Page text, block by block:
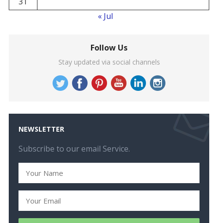
« Jul
Follow Us
Stay updated via social channels
NEWSLETTER
Subscribe to our email Service.